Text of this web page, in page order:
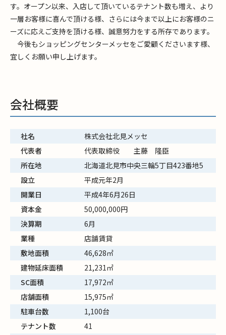
す。オープン以来、入店して頂いているテナント数も増え、より
一層お客様に喜んで頂ける様、さらには今まで以上にお客様のニ
ーズに応えご支持を頂ける様、誠意努力をする所存であります。
今後もショッピングセンターメッセをご愛顧くださいます様、
宜しくお願い申し上げます。
会社概要
社名
株式会社北見メッセ
代表者
代表取締役 主藤 隆臣
所在地
北海道北見市中央三輪5丁目423番地5
設立
平成元年2月
開業日
平成4年6月26日
資本金
50,000,000円
決算期
6月
業種
店舗賃貸
敷地面積
46,628㎡
建物延床面積
21,231㎡
SC面積
17,972㎡
店舗面積
15,975㎡
駐車台数
1,100台
テナント数
41